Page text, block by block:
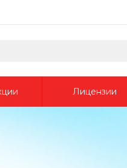
Лицензии